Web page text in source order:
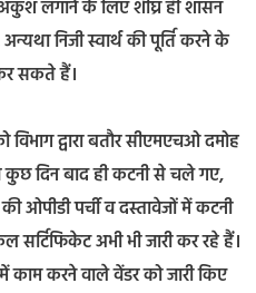
अंकुश लगाने के लिए शीघ्र ही शासन
निजी स्वार्थ की पूर्ति करने के
सकते हैं।
द्वारा बतौर सीएमएचओ दमोह
कुछ दिन बाद ही कटनी से चले गए,
ओपीडी पर्ची व दस्तावेजों में कटनी
सर्टिफिकेट अभी भी जारी कर रहे हैं।
करने वाले वेंडर को जारी किए